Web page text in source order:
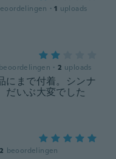
· 1 uploads
beoordelingen · 2 uploads
にまで付着。シンナ
だいぶ大変でした
beoordelingen